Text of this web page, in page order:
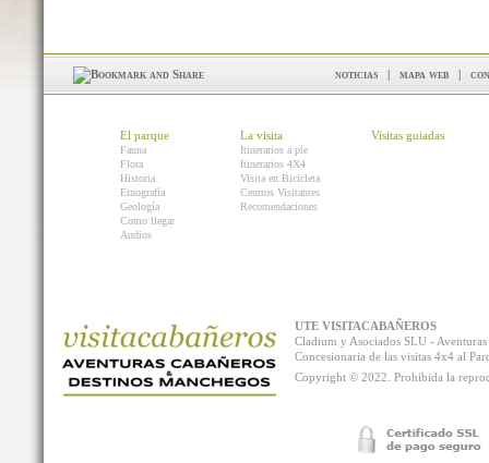
noticias | mapa web |
El parque
Fauna
Flora
Historia
Etnografía
Geología
Como llegar
Audios
La visita
Itinerarios a pie
Itinerarios 4X4
Visita en Bicicleta
Centros Visitantes
Recomendaciones
Visitas guiadas
UTE VISITACABAÑEROS
Cladium y Asociados SLU -
Concesionaria de las visitas 4x4 al
Copyright © 2022. Prohibida la